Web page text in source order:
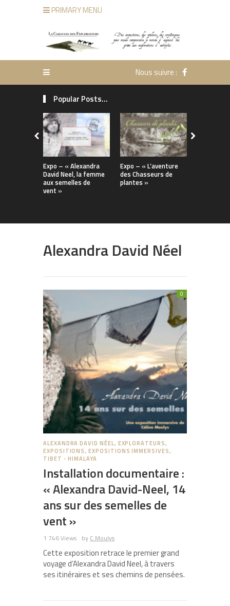
PRIMARY MENU
Nous suivre :
Popular Posts...
Expo – « Alexandra
David Neel, la femme
aux semelles de
vent »
Expo – « L’aventure
des Chasseurs de
plantes »
Alexandra David Néel
ALEXANDRA DAVID NÉEL, EXPLORATEURS,
EXPOSITIONS,EXPOSITIONS IMMERSIVES,
TIBET - HIMALAYA
Installation documentaire :
« Alexandra David-Neel, 14
ans sur des semelles de
vent »
1 746 Views
0
by C.Moulys
Cette exposition retrace le premier grand
voyage d’Alexandra David Neel, à travers
ses itinéraires et ses chemins de pensées.